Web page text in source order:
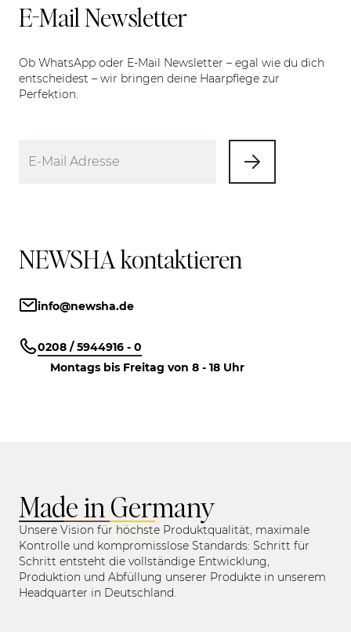
E-Mail Newsletter
Ob WhatsApp oder E-Mail Newsletter – egal wie du dich
entscheidest – wir bringen deine Haarpflege zur
Perfektion.
NEWSHA kontaktieren
info@newsha.de
0208 / 5944916 - 0
Montags bis Freitag von 8 - 18 Uhr
Made in Germany
Unsere Vision für höchste Produktqualität, maximale
Kontrolle und kompromisslose Standards: Schritt für
Schritt entsteht die vollständige Entwicklung,
Produktion und Abfüllung unserer Produkte in unserem
Headquarter in Deutschland.